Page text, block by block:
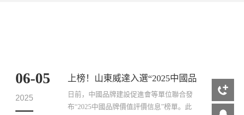
06-05
2025
上榜！山東威達入選“2025中國品
牌價值評價信息”榜單
日前，中國品牌建設促進會等單位聯合發
布“2025中國品牌價值評價信息”榜單。此